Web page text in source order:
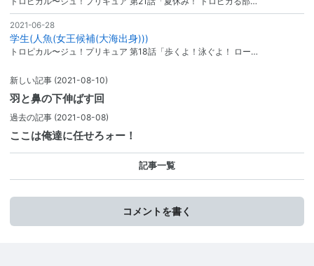
2021-06-28
学生(人魚(女王候補(大海出身)))
トロピカル〜ジュ！プリキュア 第18話「歩くよ！泳ぐよ！ ロー…
新しい記事 (2021-08-10)
羽と鼻の下伸ばす回
過去の記事 (2021-08-08)
ここは俺達に任せろォー！
記事一覧
コメントを書く